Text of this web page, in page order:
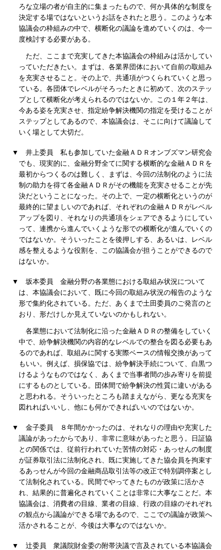
ろな立場の者が自主的に集まったもので、何か具体的な制度を
決定する場ではないというお話をされたと思う。このような本
協議会の枠組みの中で、横断化の議論を進めていくのは、今一
度検討する必要がある。
ただ、ここまで充実してきた本協議会の枠組みは活かしてい
っていただきたい。まずは、各業界団体において自前の取組み
を充実させること。その上で、共通項がつくられていくと思っ
ている。各団体でレベルがそろったときに初めて、次のステッ
プとして横断化が考えられるのではないか。この１年２年は、
今ある姿を充実させ、指定紛争解決機関の指定を受けることが
ステップとしてあるので、本協議会は、そこに向けて議論して
いく場として大切だ。
▼ 井上委員
私も参加していた金融ＡＤＲオンブズマン研究会
でも、現実的に、金融分野全てに関する横断的な金融ＡＤＲを
最初からつくるのは難しく、まずは、今回の法制化のように法
制の助力を得て各金融ＡＤＲがその機能を充実させることが先
決だということになった。その上で、一定の横断化というのが
最終的に望ましいのであれば、それぞれの金融ＡＤＲがレベル
アップを図り、それなりの共通項をシェアできるようにしてい
って、連携から進んでいくような形での横断化が進んでいくの
ではないか。そういったことを後押しする、あるいは、レベル
感を整えるような役割を、この協議会が担うことができるので
はないか。
▼ 坂本委員
金融分野の各業態における取組み状況について
は、本協議会において、既に今回の取組み状況の報告のような
形で集約化されている。ただ、あくまで土田委員のご発言のと
おり、形だけしか見えていないのかもしれない。
各業態において法制化に沿った金融ＡＤＲの整備をしていく
中で、紛争解決機関の内容的なレベルでの整合を図る必要もあ
るのであれば、取組みに関する実際ベースの情報交換があって
もいい。例えば、損保協では、紛争解決手続について、白黒つ
けるようなものではなく、あくまで当事者間の歩み寄りを前提
にするものとしている。団体間で紛争解決の性質に違いがある
と思われる。そういったところも踏まえながら、更なる充実を
図れればいいし、他にも何かできればいいのではないか。
▼ 金子委員
８年間かかったのは、それなりの理由や充実した
議論があったからであり、非常に意味があったと思う。日証協
との関係では、従前行われていた苦情の対応・あっせんの制度
が証券取引法に法制化され、既に実施してきた協会員を拘束す
るあっせんが今回の金融商品取引法等の改正で特別調停案とし
て法制化されている。民間でやってきたものが政策に活かさ
れ、結果的に普遍化されていくことは非常に大事なことだ。本
協議会は、消費者の目線、業者の目線、行政の目線のそれぞれ
の観点から議論ができる場であるので、ここでの議論が政策へ
活かされることが、今後は大事なのではないか。
▼ 辻委員
衆議院財金委の附帯決議で言及されている本協議会